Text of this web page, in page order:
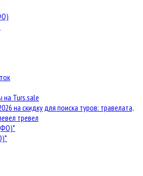
на Turs.sale
на скидку для поиска туров: травелата,
тревел